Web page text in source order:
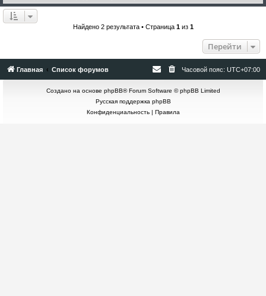
Найдено 2 результата • Страница 1из 1
Перейти
Главная Список форумов Часовой пояс: UTC+07:00
Создано на основе phpBB® Forum Software © phpBB Limited
Русская поддержка phpBB
Конфиденциальность| Правила